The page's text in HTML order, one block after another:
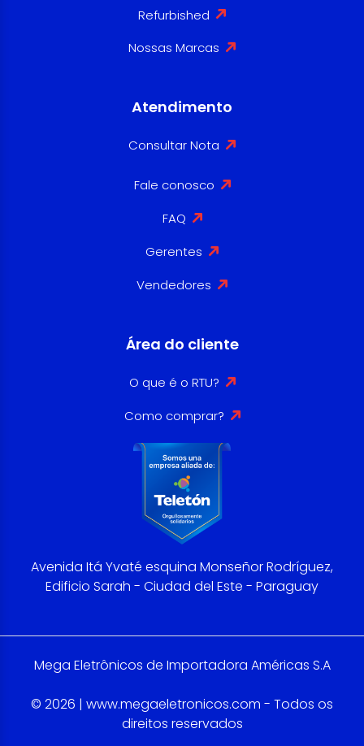
Refurbished
Nossas Marcas
Atendimento
Consultar Nota
Fale conosco
FAQ
Gerentes
Vendedores
Área do cliente
O que é o RTU?
Como comprar?
Avenida Itá Yvaté esquina Monseñor Rodríguez,
Edificio Sarah - Ciudad del Este - Paraguay
Mega Eletrônicos de Importadora Américas S.A
© 2026 | www.megaeletronicos.com - Todos os
direitos reservados